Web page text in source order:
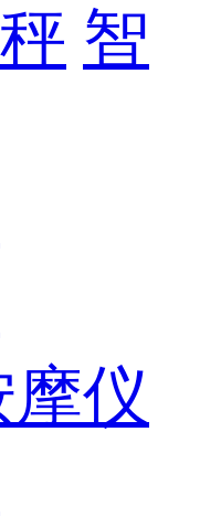
智
仪